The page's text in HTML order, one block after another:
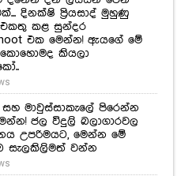
මාවුස්සාකැලේ පිරෙන්න
ජල විදුලි බලාගාරවල
උපරිමයට, මෙන්න මේ
සැලකිලිමත් වන්න
හුස්ම වැටෙන මතක
කරමින් දුම්රිය හරස්
රෝහල් ඇඳේ ඉඳන්
සටන් කළා.. ඒත්
වුණේ මෙවන් විපතක්